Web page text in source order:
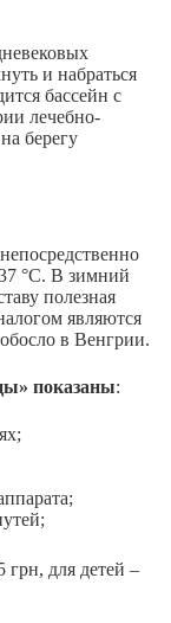
и набраться
бассейн с
лечебно-
берегу
37 °С. В зимний
полезная
являются
в Венгрии.
показаны:
грн, для детей –